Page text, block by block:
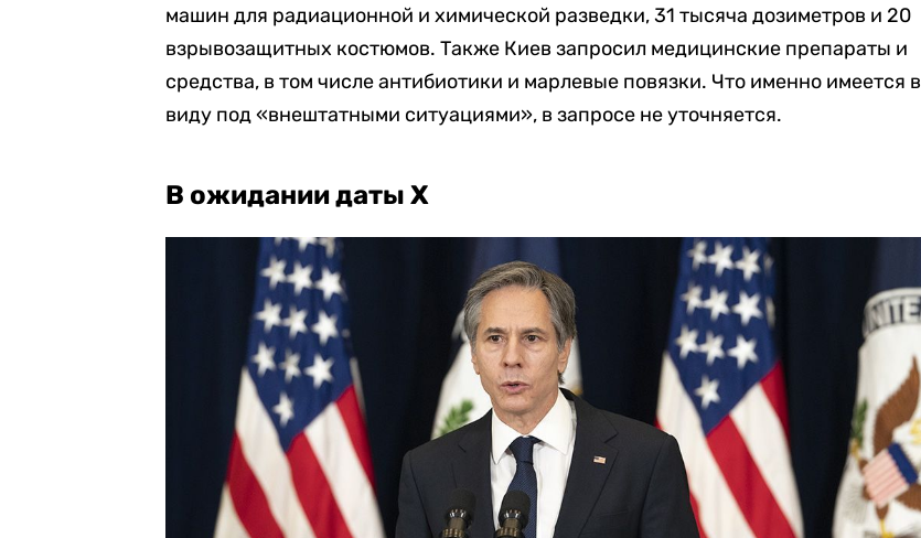
машин для радиационной и химической разведки, 31 тысяча дозиметров и 20
взрывозащитных костюмов. Также Киев запросил медицинские препараты и
средства, в том числе антибиотики и марлевые повязки. Что именно имеется в
виду под «внештатными ситуациями», в запросе не уточняется.
В ожидании даты Х